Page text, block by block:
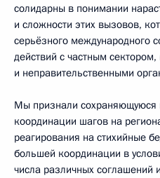
солидарны в понимании
и сложности этих вызовов,
серьёзного международного
действий с частным
и неправительственными
Мы признали сохраняющуюся
координации шагов на
реагирования на стихийные
большей координации в
числа различных соглашений